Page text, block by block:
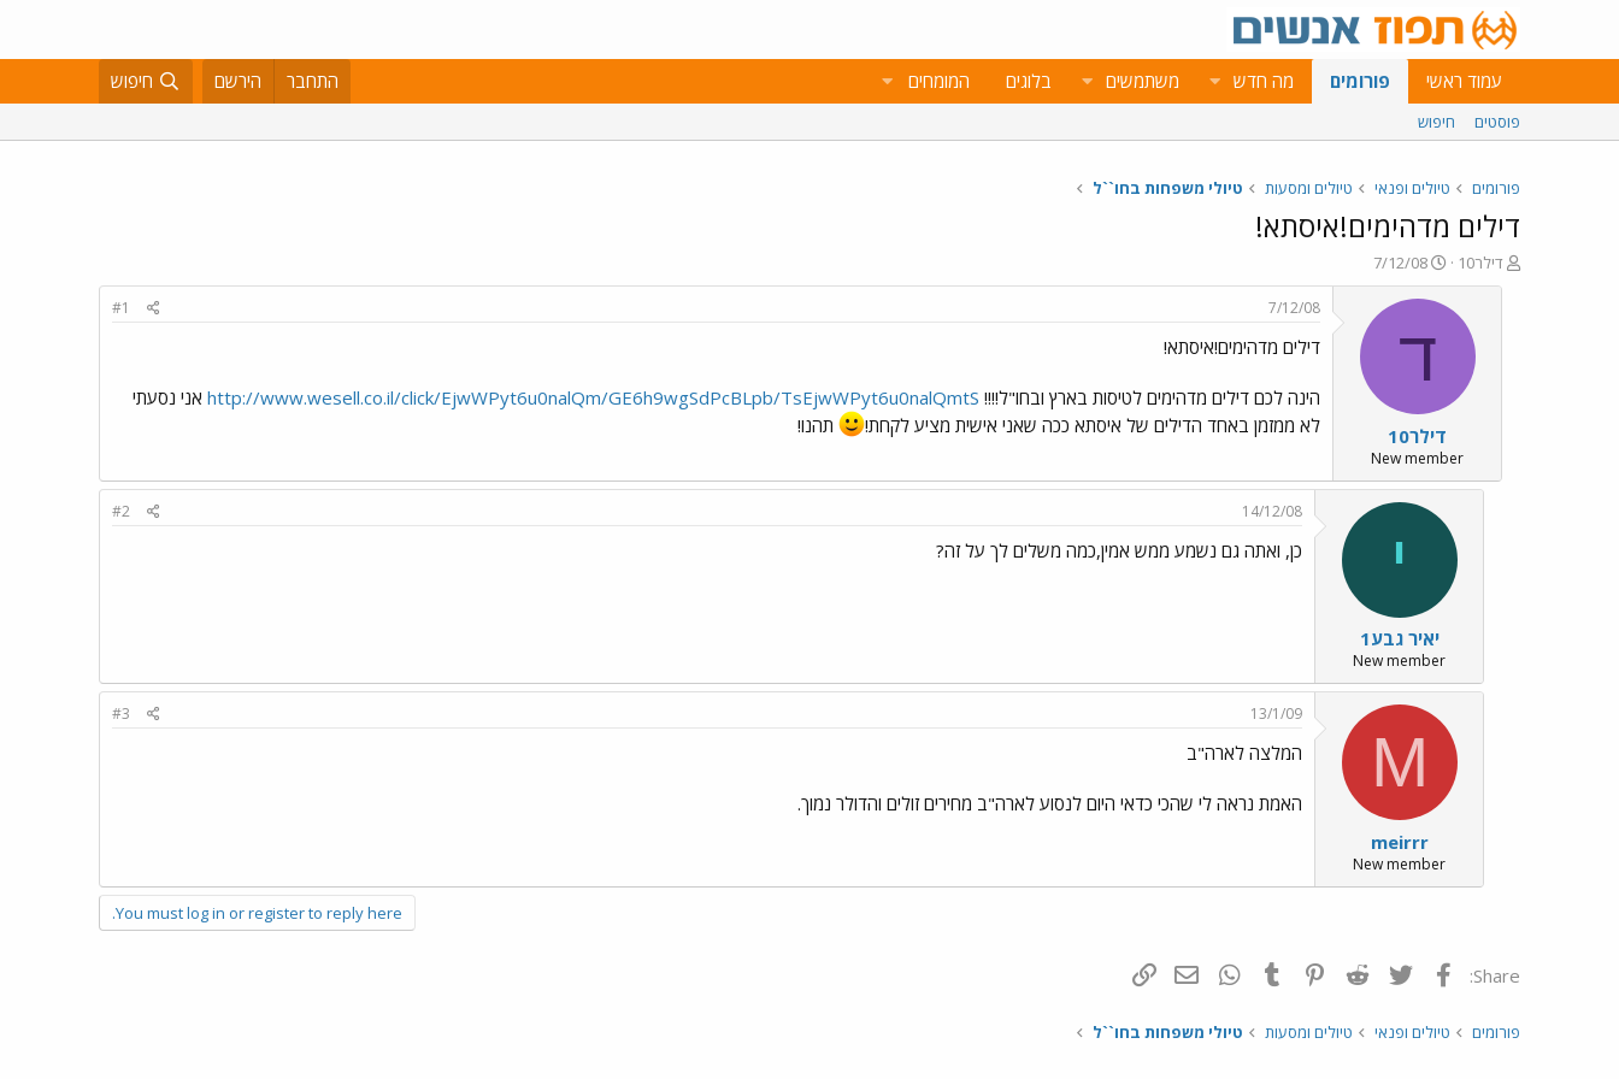
עמוד ראשי פורומים מה חדש משתמשים בלוגים המומחים התחבר הירשם חיפוש
פוסטים חיפוש
פורומים טיולים ופנאי טיולים ומסעות טיולי משפחות בחו``ל
דילים מדהימים!איסתא!
פ
ו
דילר10
פ
ו
ר
ם
א
ר
י
ך
7/12/08
ד
דילר10
New member
7/12/08
#1
דילים מדהימים!איסתא!
הינה לכם דילים מדהימים לטיסות בארץ ובחו"ל!!!! http://www.wesell.co.il/click/EjwWPyt6u0nalQm/GE6h9wgSdPcBLpb/TsEjwWPyt6u0nalQmtS אני נסעתי
לא ממזמן באחד הדילים של איסתא ככה שאני אישית מציע לקחת!
תהנו!
י
יאיר גבע1
New member
14/12/08
#2
כן, ואתה גם נשמע ממש אמין,כמה משלים לך על זה?
M
meirrr
New member
13/1/09
#3
המלצה לארה"ב
האמת נראה לי שהכי כדאי היום לנסוע לארה"ב מחירים זולים והדולר נמוך.
You must log in or register to reply here.
Share: פייסבוק Twitter
Reddit
Pinterest
Tumblr
WhatsAppדואר אלקטרוני
פורומים טיולים ופנאי טיולים ומסעות טיולי משפחות בחו``ל